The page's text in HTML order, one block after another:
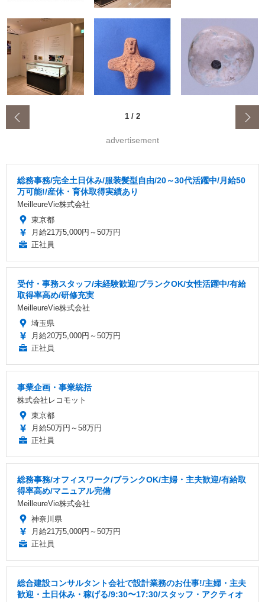
1 / 2
advertisement
総務事務/完全土日休み/服装髪型自由/20～30代活躍中/月給50
万可能!/産休・育休取得実績あり
MeilleureVie株式会社
東京都
月給21万5,000円～50万円
正社員
受付・事務スタッフ/未経験歓迎/ブランクOK/女性活躍中/有給
取得率高め/研修充実
MeilleureVie株式会社
埼玉県
月給20万5,000円～50万円
正社員
事業企画・事業統括
株式会社レコモット
東京都
月給50万円～58万円
正社員
総務事務/オフィスワーク/ブランクOK/主婦・主夫歓迎/有給取
得率高め/マニュアル完備
MeilleureVie株式会社
神奈川県
月給21万5,000円～50万円
正社員
総合建設コンサルタント会社で設計業務のお仕事!/主婦・主夫
歓迎・土日休み・稼げる/9:30〜17:30/スタッフ・アクティオ